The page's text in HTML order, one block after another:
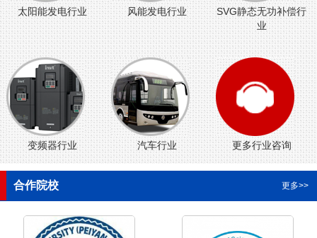
太阳能发电行业 风能发电行业
SVG静态无功补偿行
业
变频器行业 汽车行业 更多行业咨询
合作院校 更多>>